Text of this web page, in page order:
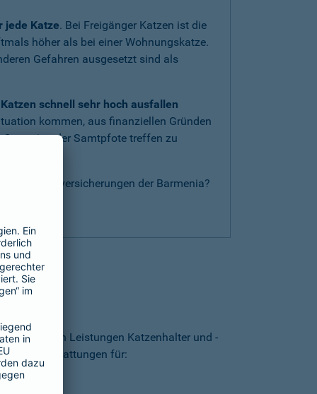
jede Katze. Bei Freigänger Katzen ist die
höher als bei einer Wohnungskatze.
Gefahren ausgesetzt sind als
schnell sehr hoch ausfallen
kommen, aus finanziellen Gründen
der Samtpfote treffen zu
Katzenversicherungen der Barmenia?
Von welchen Leistungen Katzenhalter und -
Erstattungen für: